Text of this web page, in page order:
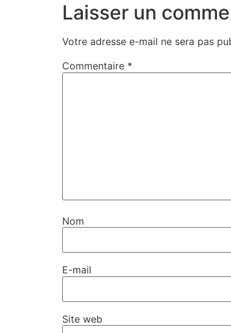
Laisser un
Votre adresse e-mail ne sera pas
Commentaire *
Nom
E-mail
Site web